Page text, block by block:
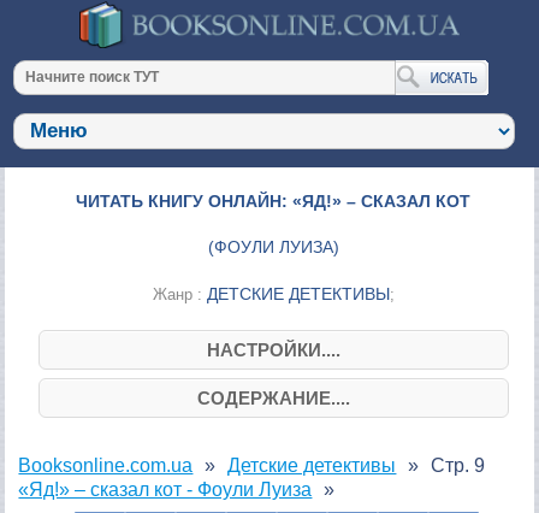
ЧИТАТЬ КНИГУ ОНЛАЙН: «ЯД!» – СКАЗАЛ КОТ
(ФОУЛИ ЛУИЗА)
Жанр : ДЕТСКИЕ ДЕТЕКТИВЫ;
НАСТРОЙКИ....
СОДЕРЖАНИЕ....
Booksonline.com.ua
Детские детективы
«Яд!» – сказал кот - Фоули Луиза
Стр. 9